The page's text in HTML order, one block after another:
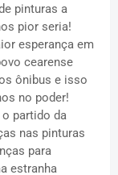
pinturas a
pior seria!
esperança em
cearense
ônibus e isso
no poder!
partido da
nas pinturas
para
estranha